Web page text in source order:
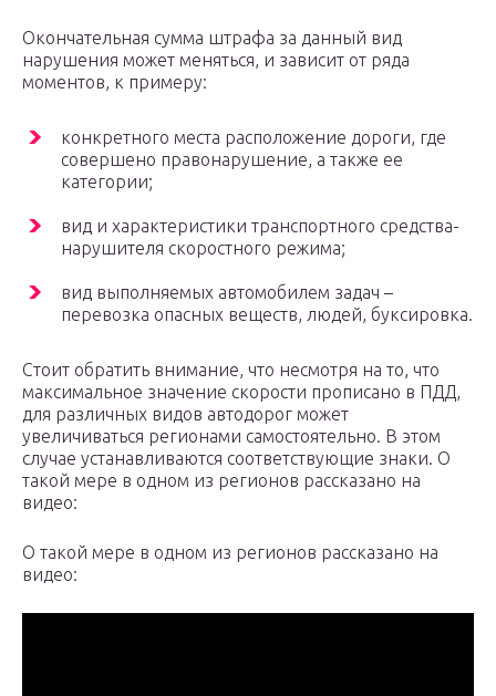
Окончательная сумма штрафа за данный вид
нарушения может меняться, и зависит от ряда
моментов, к примеру:
конкретного места расположение дороги, где
совершено правонарушение, а также ее
категории;
вид и характеристики транспортного средства-
нарушителя скоростного режима;
вид выполняемых автомобилем задач –
перевозка опасных веществ, людей, буксировка.
Стоит обратить внимание, что несмотря на то, что
максимальное значение скорости прописано в ПДД,
для различных видов автодорог может
увеличиваться регионами самостоятельно. В этом
случае устанавливаются соответствующие знаки. О
такой мере в одном из регионов рассказано на
видео:
О такой мере в одном из регионов рассказано на
видео: